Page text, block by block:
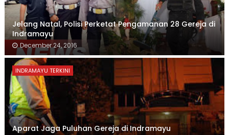
Jelang Natal, Polisi Perketat Pengamanan 28 Gereja di
Indramayu
December 24, 2016
INDRAMAYU TERKINI
Aparat Jaga Puluhan Gereja di Indramayu